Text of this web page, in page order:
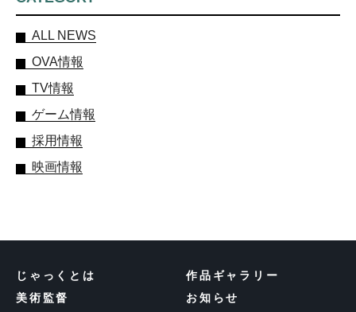
ALL NEWS
OVA情報
TV情報
ゲーム情報
採用情報
映画情報
じゃっくとは
美術監督
作品ギャラリー
お知らせ